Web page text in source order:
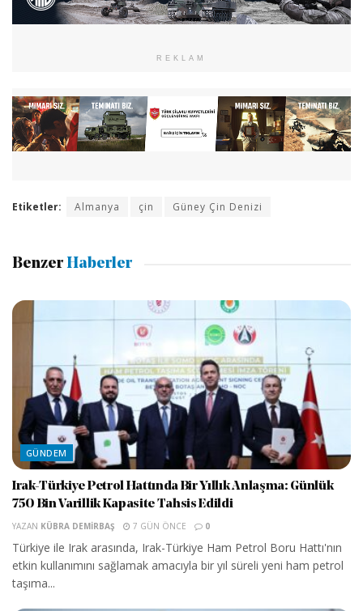
REKLAM
Etiketler: Almanya çin Güney Çin Denizi
Benzer Haberler
GÜNDEM
Irak-Türkiye Petrol Hattında Bir Yıllık Anlaşma: Günlük
750 Bin Varillik Kapasite Tahsis Edildi
YAZAN KÜBRA DEMIRBAŞ 7 GÜN ÖNCE 0
Türkiye ile Irak arasında, Irak-Türkiye Ham Petrol Boru Hattı'nın
etkin kullanımını sağlamak amacıyla bir yıl süreli yeni ham petrol
taşıma...